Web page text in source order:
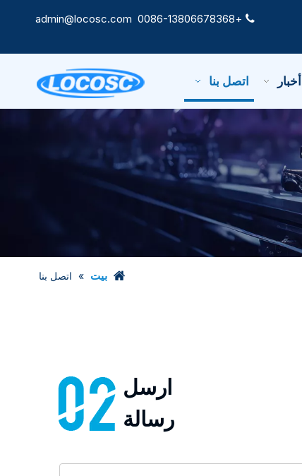

+0086-13806678368
admin@locosc.com
أخبار اتصل بنا
بيت » اتصل بنا
ارسل
رسالة